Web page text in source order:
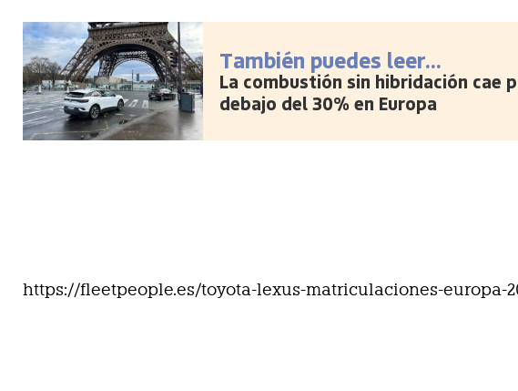
También puedes leer...
La combustión sin hibridación cae
debajo del 30% en Europa
https://fleetpeople.es/toyota-lexus-matriculaciones-europa-